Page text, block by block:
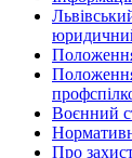
Воєнний
Про